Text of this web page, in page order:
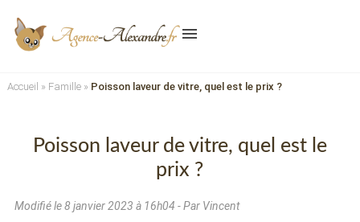
menu
Accueil » Famille» Poisson laveur de vitre, quel est le prix ?
Poisson laveur de vitre, quel est le
prix ?
Modifié le8 janvier 2023 à 16h04 - Par Vincent